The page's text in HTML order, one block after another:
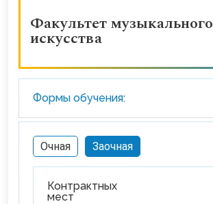
Факультет музыкального
искусства
Формы обучения:
Очная Заочная
Контрактных
мест